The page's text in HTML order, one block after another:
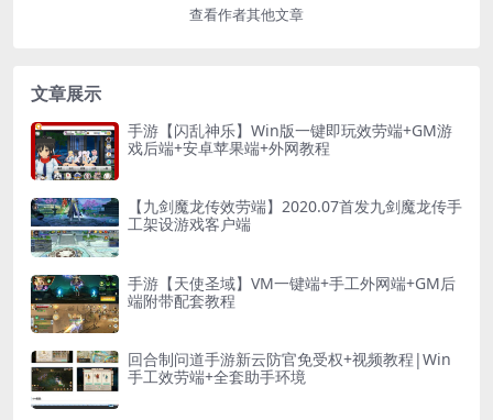
查看作者其他文章
文章展示
手游【闪乱神乐】Win版一键即玩效劳端+GM游
戏后端+安卓苹果端+外网教程
【九剑魔龙传效劳端】2020.07首发九剑魔龙传手
工架设游戏客户端
手游【天使圣域】VM一键端+手工外网端+GM后
端附带配套教程
回合制问道手游新云防官免受权+视频教程|Win
手工效劳端+全套助手环境